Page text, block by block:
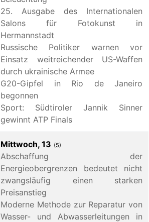
25. Ausgabe des Internationalen
Salons für Fotokunst in
Hermannstadt
Russische Politiker warnen vor
Einsatz weitreichender US-Waffen
durch ukrainische Armee
G20-Gipfel in Rio de Janeiro
begonnen
Sport: Südtiroler Jannik Sinner
gewinnt ATP Finals
Mittwoch, 13 (5)
Abschaffung der
Energieobergrenzen bedeutet nicht
zwangsläufig einen starken
Preisanstieg
Moderne Methode zur Reparatur von
Wasser- und Abwasserleitungen in